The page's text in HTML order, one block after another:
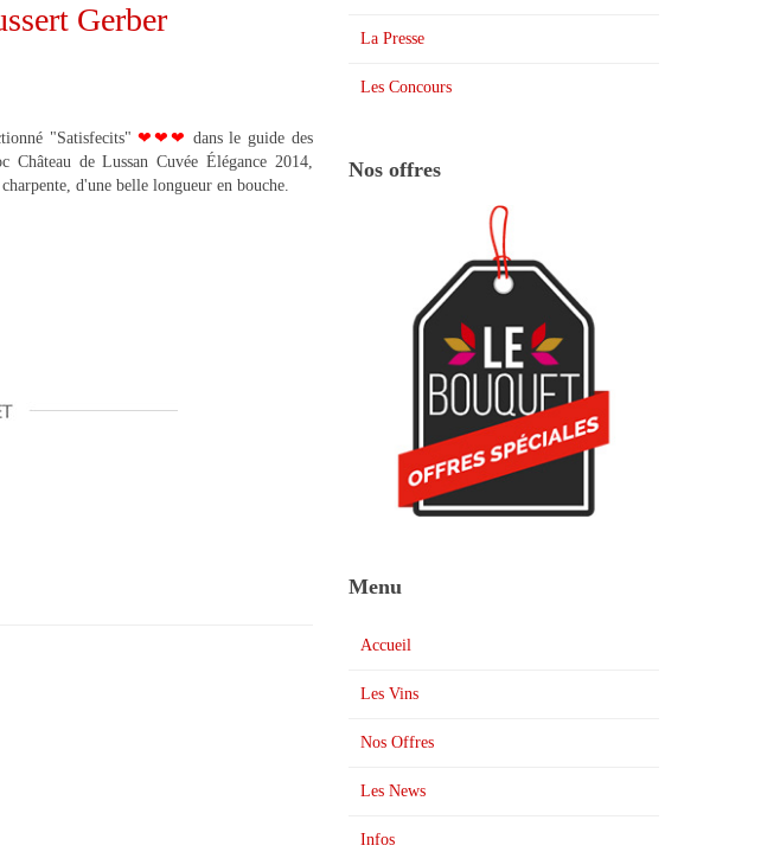
Gerber
"Satisfecits"❤❤❤ dans le guide des
Château de Lussan Cuvée Élégance 2014,
d'une belle longueur en bouche.
La Presse
Les Concours
Nos offres
Menu
Accueil
Les Vins
Nos Offres
Les News
Infos